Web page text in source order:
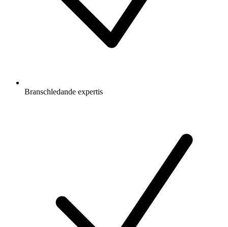
Branschledande expertis